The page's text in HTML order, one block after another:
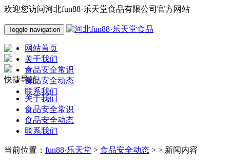
欢迎您访问河北fun88·乐天堂食品有限公司官方网站
Toggle navigation
网站首页
关于我们
食品安全常识
食品安全动态
联系我们
快捷导航
关于我们
食品安全常识
食品安全动态
联系我们
当前位置： fun88·乐天堂 > 食品安全动态 > > 新闻内容